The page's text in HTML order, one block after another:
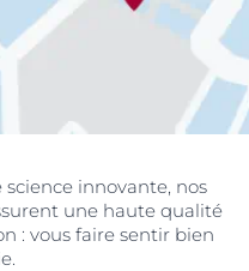
science innovante, nos
une haute qualité
: vous faire sentir bien